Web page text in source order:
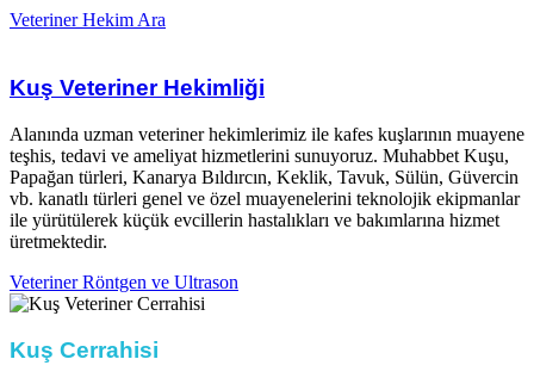
Veteriner Hekim Ara
Kuş Veteriner Hekimliği
Alanında uzman veteriner hekimlerimiz ile kafes kuşlarının muayene
teşhis, tedavi ve ameliyat hizmetlerini sunuyoruz. Muhabbet Kuşu,
Papağan türleri, Kanarya Bıldırcın, Keklik, Tavuk, Sülün, Güvercin
vb. kanatlı türleri genel ve özel muayenelerini teknolojik ekipmanlar
ile yürütülerek küçük evcillerin hastalıkları ve bakımlarına hizmet
üretmektedir.​
Veteriner Röntgen ve Ultrason
Kuş Cerrahisi ​